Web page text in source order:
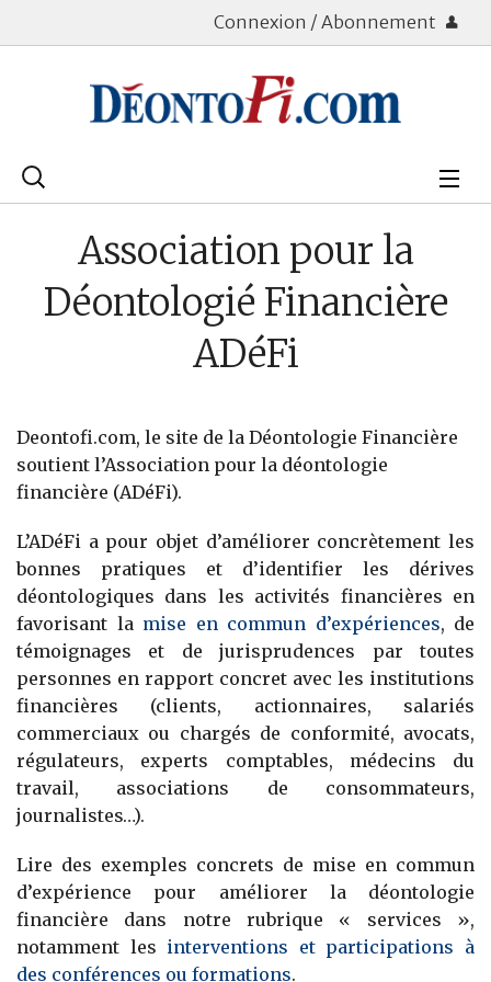
Connexion / Abonnement
Rechercher
Immobilier
Association pour la
Déontologié Financière
ADéFi
Deontofi.com, le site de la Déontologie Financière
soutient l’Association pour la déontologie
financière (ADéFi).
L’ADéFi a pour objet d’améliorer concrètement les
bonnes pratiques et d’identifier les dérives
déontologiques dans les activités financières en
favorisant la mise en commun d’expériences, de
témoignages et de jurisprudences par toutes
personnes en rapport concret avec les institutions
financières (clients, actionnaires, salariés
commerciaux ou chargés de conformité, avocats,
régulateurs, experts comptables, médecins du
travail, associations de consommateurs,
journalistes…).
Lire des exemples concrets de mise en commun
d’expérience pour améliorer la déontologie
financière dans notre rubrique « services »,
notamment les interventions et participations à
des conférences ou formations.